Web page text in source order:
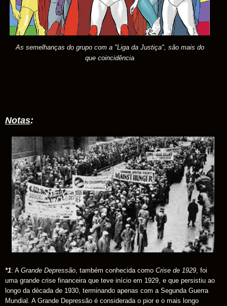
As semelhanças do grupo com a "Liga da Justiça", são mais do
que coincidência
Notas:
*1: A Grande Depressão , também conhecida como Crise de 1929 , foi
uma grande crise financeira que teve início em 1929, e que persistiu ao
longo da década de 1930, terminando apenas com a Segunda Guerra
Mundial. A Grande Depressão é considerada o pior e o mais longo